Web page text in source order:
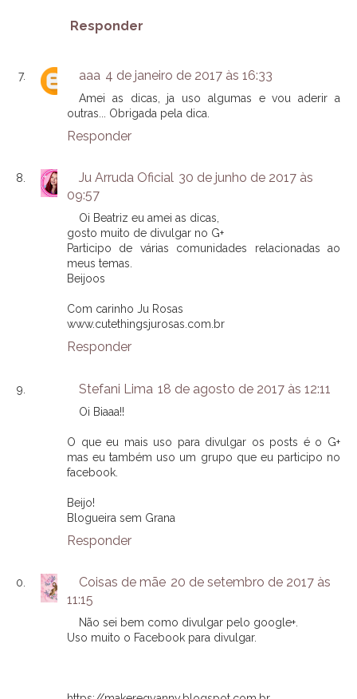
Responder
aaa 4 de janeiro de 2017 às 16:33
Amei as dicas, ja uso algumas e vou aderir a
outras... Obrigada pela dica.
Responder
Ju Arruda Oficial 30 de junho de 2017 às
09:57
Oi Beatriz eu amei as dicas,
gosto muito de divulgar no G+
Participo de várias comunidades relacionadas ao
meus temas.
Beijoos
Com carinho Ju Rosas
www.cutethingsjurosas.com.br
Responder
Stefani Lima 18 de agosto de 2017 às 12:11
Oi Biaaa!!
O que eu mais uso para divulgar os posts é o G+
mas eu também uso um grupo que eu participo no
facebook.
Beijo!
Blogueira sem Grana
Responder
Coisas de mãe 20 de setembro de 2017 às
11:15
Não sei bem como divulgar pelo google+.
Uso muito o Facebook para divulgar.